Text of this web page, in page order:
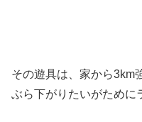
その遊具は、家から3km
ぶら下がりたいがため